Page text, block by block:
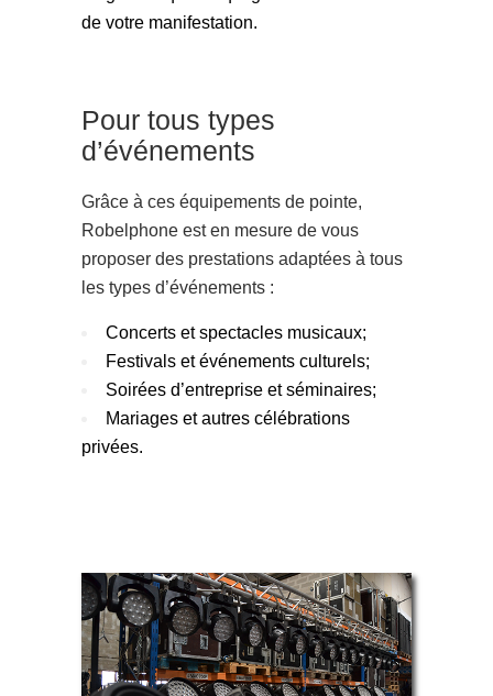
de votre manifestation.
Pour tous types
d’événements
Grâce à ces équipements de pointe,
Robelphone est en mesure de vous
proposer des prestations adaptées à tous
les types d’événements :
Concerts et spectacles musicaux;
Festivals et événements culturels;
Soirées d’entreprise et séminaires;
Mariages et autres célébrations
privées.
LOCATION